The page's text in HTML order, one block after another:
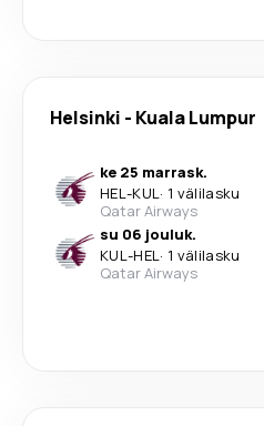
Helsinki - Kuala Lumpur
ke 25 marrask.
HEL-KUL· 1 välilasku
Qatar Airways
su 06 jouluk.
KUL-HEL· 1 välilasku
Qatar Airways